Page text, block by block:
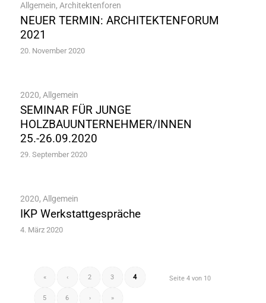
Allgemein, Architektenforen
NEUER TERMIN: ARCHITEKTENFORUM
2021
20. November 2020
2020, Allgemein
SEMINAR FÜR JUNGE
HOLZBAUUNTERNEHMER/INNEN
25.-26.09.2020
29. September 2020
2020, Allgemein
IKP Werkstattgespräche
4. März 2020
Seite 4 von 10
« ‹ 2 3 4
5 6 › »